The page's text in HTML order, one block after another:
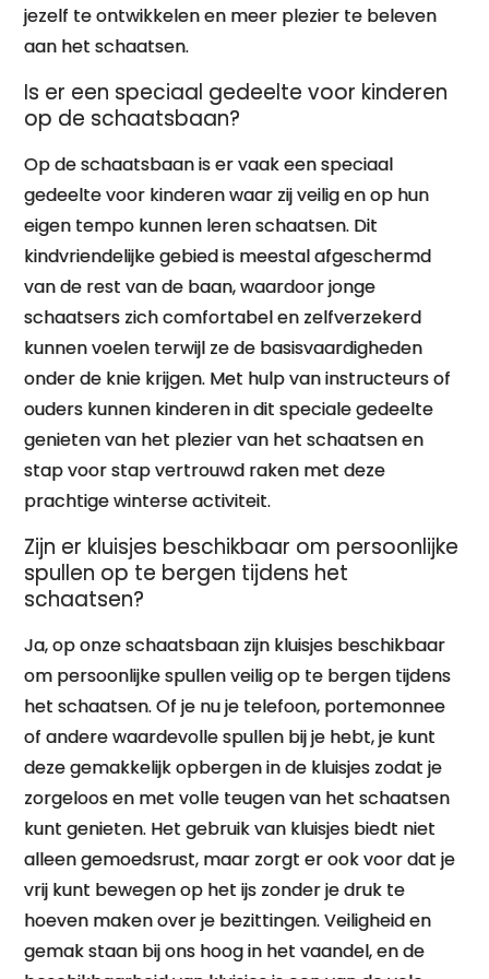
jezelf te ontwikkelen en meer plezier te beleven
aan het schaatsen.
Is er een speciaal gedeelte voor kinderen
op de schaatsbaan?
Op de schaatsbaan is er vaak een speciaal
gedeelte voor kinderen waar zij veilig en op hun
eigen tempo kunnen leren schaatsen. Dit
kindvriendelijke gebied is meestal afgeschermd
van de rest van de baan, waardoor jonge
schaatsers zich comfortabel en zelfverzekerd
kunnen voelen terwijl ze de basisvaardigheden
onder de knie krijgen. Met hulp van instructeurs of
ouders kunnen kinderen in dit speciale gedeelte
genieten van het plezier van het schaatsen en
stap voor stap vertrouwd raken met deze
prachtige winterse activiteit.
Zijn er kluisjes beschikbaar om persoonlijke
spullen op te bergen tijdens het
schaatsen?
Ja, op onze schaatsbaan zijn kluisjes beschikbaar
om persoonlijke spullen veilig op te bergen tijdens
het schaatsen. Of je nu je telefoon, portemonnee
of andere waardevolle spullen bij je hebt, je kunt
deze gemakkelijk opbergen in de kluisjes zodat je
zorgeloos en met volle teugen van het schaatsen
kunt genieten. Het gebruik van kluisjes biedt niet
alleen gemoedsrust, maar zorgt er ook voor dat je
vrij kunt bewegen op het ijs zonder je druk te
hoeven maken over je bezittingen. Veiligheid en
gemak staan bij ons hoog in het vaandel, en de